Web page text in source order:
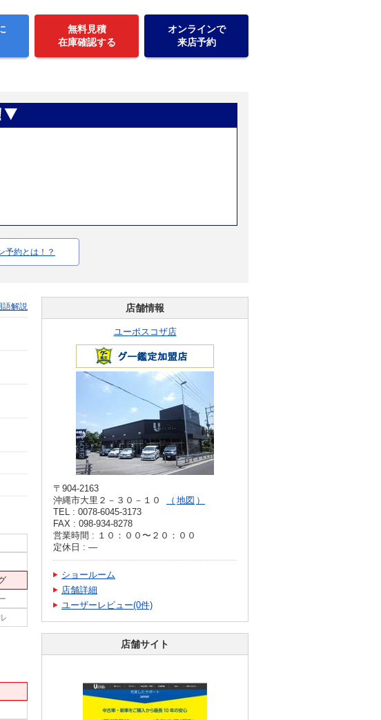
無料見積
在庫確認する
オンラインで
来店予約
予約とは！？
語解説 店舗情報
ユーポスコザ店
〒904-2163
沖縄市大里２－３０－１０
地図
TEL : 0078-6045-3173
FAX : 098-934-8278
営業時間 : １０：００〜２０：００
定休日 : ―
ショールーム
店舗詳細
ユーザーレビュー(0件)
店舗サイト